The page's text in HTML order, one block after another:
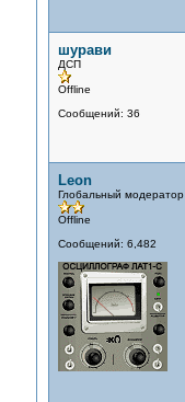
шурави
ДСП
Offline
Сообщений: 36
Leon
Глобальный модератор
Offline
Сообщений: 6,482